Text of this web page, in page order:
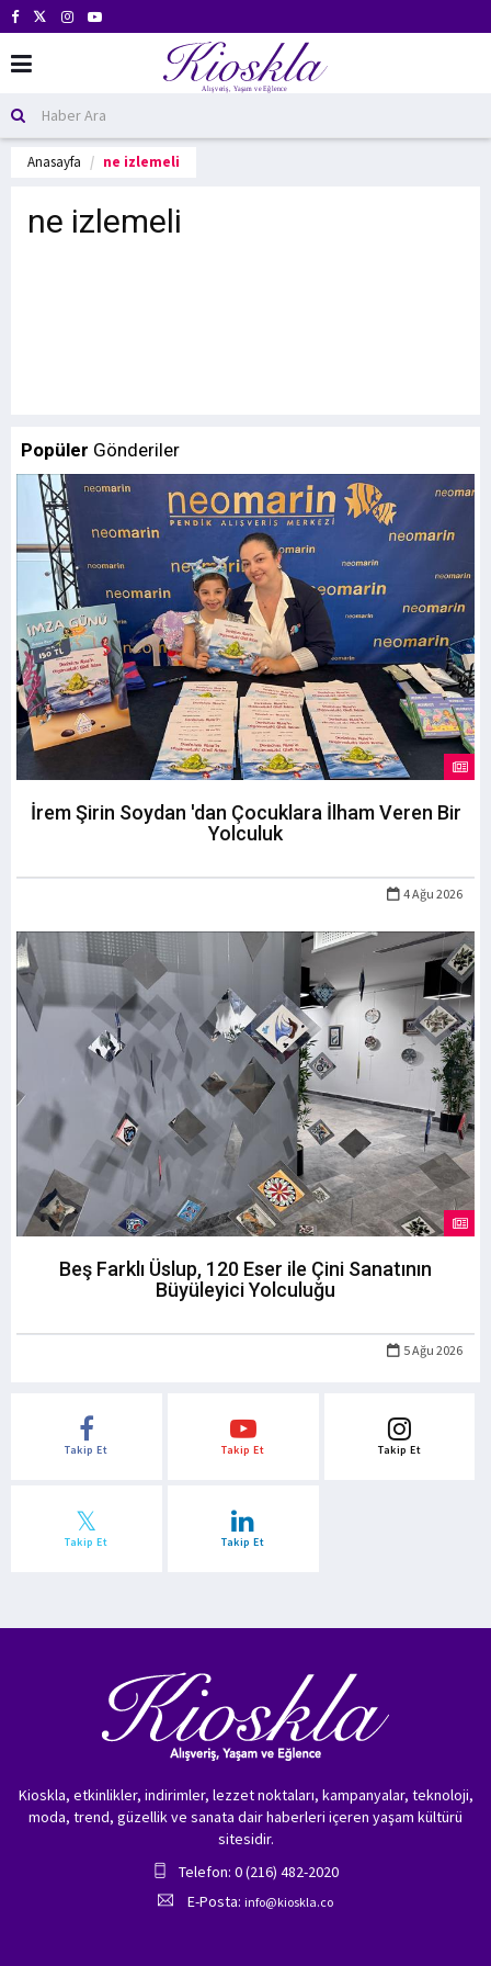
Anasayfa ne izlemeli
ne izlemeli
Popüler Gönderiler
İrem Şirin Soydan 'dan Çocuklara İlham Veren Bir
Yolculuk
4 Ağu 2026
Beş Farklı Üslup, 120 Eser ile Çini Sanatının
Büyüleyici Yolculuğu
5 Ağu 2026
Takip Et Takip Et Takip Et
Takip Et Takip Et
Kioskla, etkinlikler, indirimler, lezzet noktaları, kampanyalar, teknoloji,
moda, trend, güzellik ve sanata dair haberleri içeren yaşam kültürü
sitesidir.
Telefon: 0 (216) 482-2020
E-Posta: info@kioskla.co